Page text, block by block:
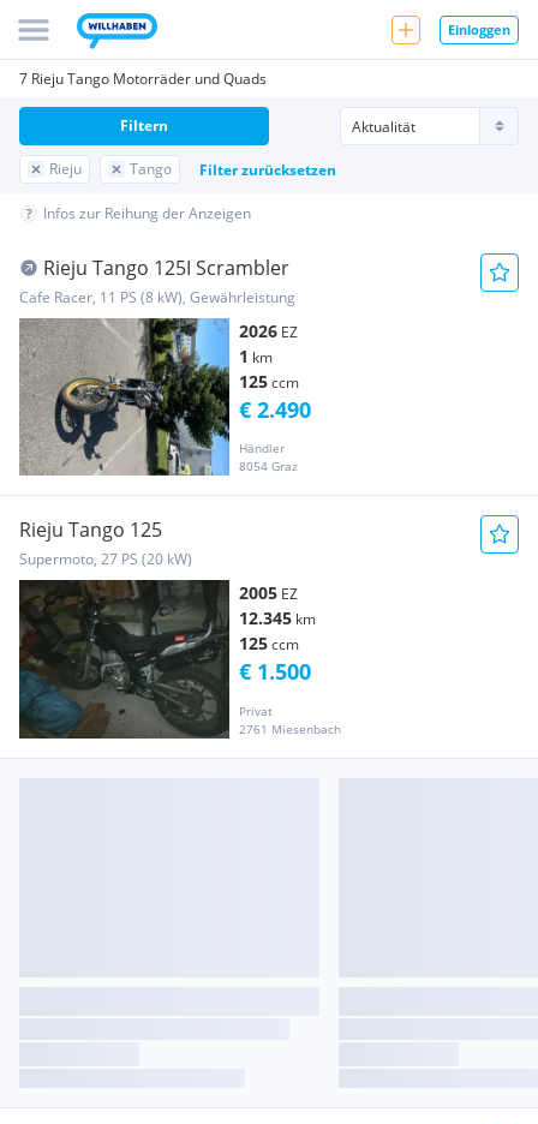
Einloggen
7 Rieju Tango Motorräder und Quads
Rieju Tango Filter zurücksetzen
Filtern
Infos zur Reihung der Anzeigen
Rieju Tango 125I Scrambler
Cafe Racer, 11 PS (8 kW), Gewährleistung
2026 EZ
1 km
125ccm
Händler
8054 Graz
€ 2.490
Rieju Tango 125
Supermoto, 27 PS (20 kW)
2005 EZ
12.345 km
125ccm
Privat
2761 Miesenbach
€ 1.500